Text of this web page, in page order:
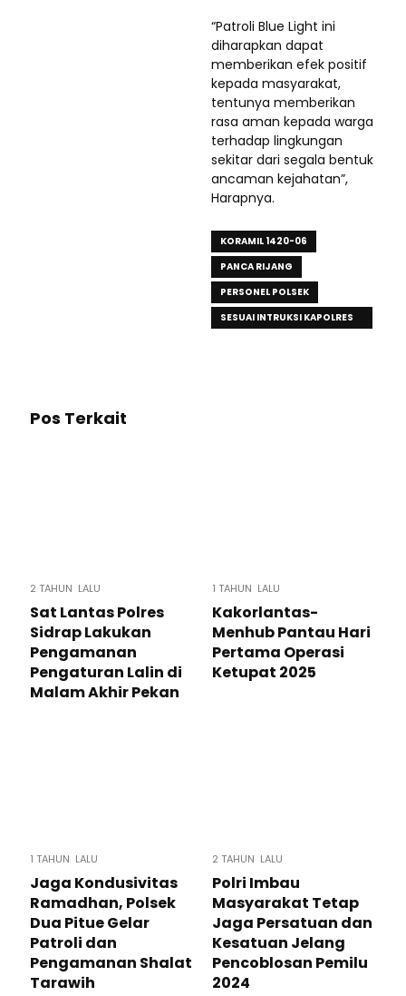
“Patroli Blue Light ini
diharapkan dapat
memberikan efek positif
kepada masyarakat,
tentunya memberikan
rasa aman kepada warga
terhadap lingkungan
sekitar dari segala bentuk
ancaman kejahatan”,
Harapnya.
KORAMIL 1420-06
PANCA RIJANG
PERSONEL POLSEK
SESUAI INTRUKSI KAPOLRES
Pos Terkait
2 TAHUN LALU
Sat Lantas Polres
Sidrap Lakukan
Pengamanan
Pengaturan Lalin di
Malam Akhir Pekan
1 TAHUN LALU
Kakorlantas-
Menhub Pantau Hari
Pertama Operasi
Ketupat 2025
1 TAHUN LALU
Jaga Kondusivitas
Ramadhan, Polsek
Dua Pitue Gelar
Patroli dan
Pengamanan Shalat
Tarawih
2 TAHUN LALU
Polri Imbau
Masyarakat Tetap
Jaga Persatuan dan
Kesatuan Jelang
Pencoblosan Pemilu
2024